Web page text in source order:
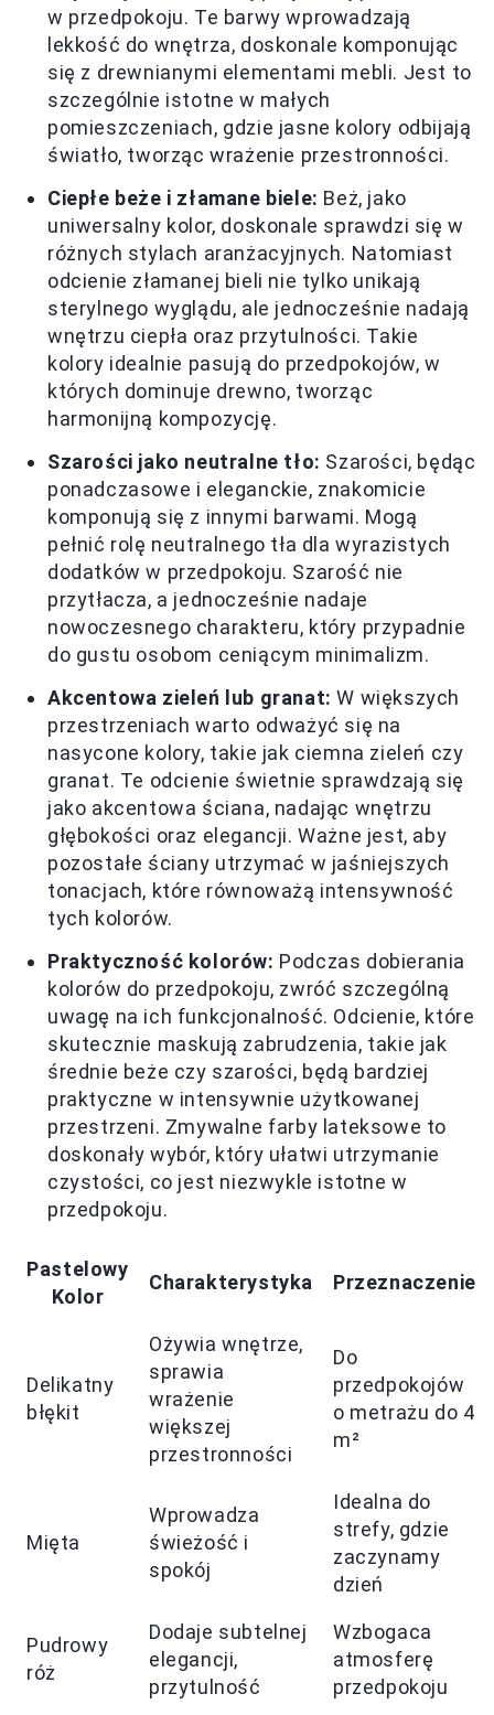
w przedpokoju. Te barwy wprowadzają
lekkość do wnętrza, doskonale komponując
się z drewnianymi elementami mebli. Jest to
szczególnie istotne w małych
pomieszczeniach, gdzie jasne kolory odbijają
światło, tworząc wrażenie przestronności.
Ciepłe beże i złamane biele: Beż, jako
uniwersalny kolor, doskonale sprawdzi się w
różnych stylach aranżacyjnych. Natomiast
odcienie złamanej bieli nie tylko unikają
sterylnego wyglądu, ale jednocześnie nadają
wnętrzu ciepła oraz przytulności. Takie
kolory idealnie pasują do przedpokojów, w
których dominuje drewno, tworząc
harmonijną kompozycję.
Szarości jako neutralne tło: Szarości, będąc
ponadczasowe i eleganckie, znakomicie
komponują się z innymi barwami. Mogą
pełnić rolę neutralnego tła dla wyrazistych
dodatków w przedpokoju. Szarość nie
przytłacza, a jednocześnie nadaje
nowoczesnego charakteru, który przypadnie
do gustu osobom ceniącym minimalizm.
Akcentowa zieleń lub granat: W większych
przestrzeniach warto odważyć się na
nasycone kolory, takie jak ciemna zieleń czy
granat. Te odcienie świetnie sprawdzają się
jako akcentowa ściana, nadając wnętrzu
głębokości oraz elegancji. Ważne jest, aby
pozostałe ściany utrzymać w jaśniejszych
tonacjach, które równoważą intensywność
tych kolorów.
Praktyczność kolorów: Podczas dobierania
kolorów do przedpokoju, zwróć szczególną
uwagę na ich funkcjonalność. Odcienie, które
skutecznie maskują zabrudzenia, takie jak
średnie beże czy szarości, będą bardziej
praktyczne w intensywnie użytkowanej
przestrzeni. Zmywalne farby lateksowe to
doskonały wybór, który ułatwi utrzymanie
czystości, co jest niezwykle istotne w
przedpokoju.
Pastelowy
Kolor
Charakterystyka Przeznaczenie
Delikatny
błękit
Ożywia wnętrze,
sprawia
wrażenie
większej
przestronności
Do
przedpokojów
o metrażu do 4
m²
Mięta
Wprowadza
świeżość i
spokój
Idealna do
strefy, gdzie
zaczynamy
dzień
Pudrowy
róż
Dodaje subtelnej
elegancji,
przytulność
Wzbogaca
atmosferę
przedpokoju